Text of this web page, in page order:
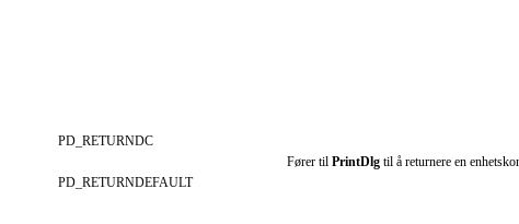
PD_RETURNDC
Fører til PrintDlg til å returnere en
PD_RETURNDEFAULT